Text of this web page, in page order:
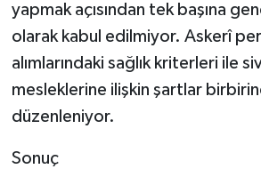
yapmak açısından tek başına
olarak kabul edilmiyor. Askerî
alımlarındaki sağlık kriterleri ile
mesleklerine ilişkin şartlar
düzenleniyor.
Sonuç